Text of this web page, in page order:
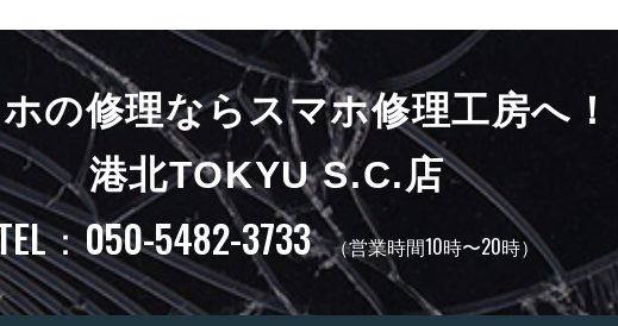
の修理ならスマホ修理工房へ！
港北TOKYU S.C.店
：050-5482-3733 （営業時間10時〜20時）